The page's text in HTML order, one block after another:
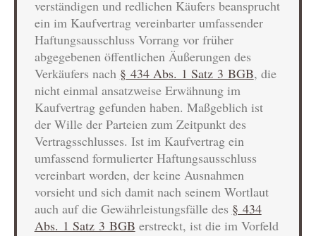
verständigen und redlichen Käufers beansprucht
ein im Kaufvertrag vereinbarter umfassender
Haftungsausschluss Vorrang vor früher
abgegebenen öffentlichen Äußerungen des
Verkäufers nach § 434 Abs. 1 Satz 3 BGB, die
nicht einmal ansatzweise Erwähnung im
Kaufvertrag gefunden haben. Maßgeblich ist
der Wille der Parteien zum Zeitpunkt des
Vertragsschlusses. Ist im Kaufvertrag ein
umfassend formulierter Haftungsausschluss
vereinbart worden, der keine Ausnahmen
vorsieht und sich damit nach seinem Wortlaut
auch auf die Gewährleistungsfälle des § 434
Abs. 1 Satz 3 BGB erstreckt, ist die im Vorfeld